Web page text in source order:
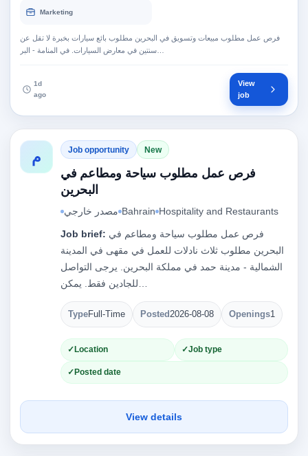
Marketing
فرص عمل مطلوب مبيعات وتسويق في البحرين مطلوب بائع سيارات بخبرة لا تقل عن
1d
ago
View
job
م Job opportunity New
فرص عمل مطلوب سياحة ومطاعم في
البحرين
مصدر خارجي Bahrain Hospitality and Restaurants
Job brief:
البحرين مطلوب ثلاث نادلات للعمل في مقهى في المدينة
الشمالية - مدينة حمد في مملكة البحرين. يرجى التواصل
TypeFull-Time Posted2026-08-08 Openings1
Location Job type
Posted date
View details